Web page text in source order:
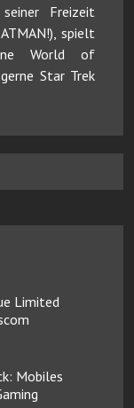
Freizeit
spielt
World of
Star Trek
Limited
Mobiles